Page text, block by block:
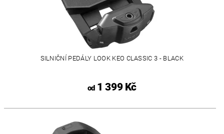
SILNIČNÍ PEDÁLY LOOK KEO CLASSIC 3 - BLACK
od1 399 Kč